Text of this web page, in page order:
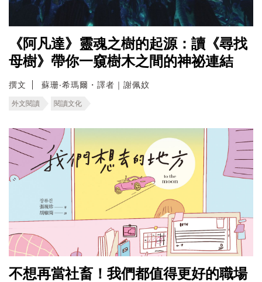
《阿凡達》靈魂之樹的起源：讀《尋找
母樹》帶你一窺樹木之間的神祕連結
撰文 蘇珊‧希瑪爾・譯者｜謝佩妏
外文閱讀 閱讀文化
不想再當社畜！我們都值得更好的職場